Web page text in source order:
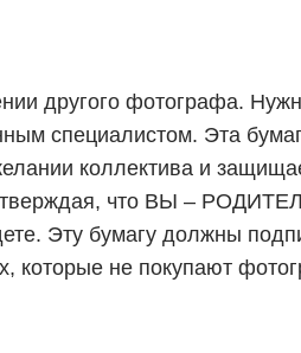
другого фотографа.
специалистом. Эта
коллектива и
что ВЫ –
Эту бумагу должны
которые не покупают